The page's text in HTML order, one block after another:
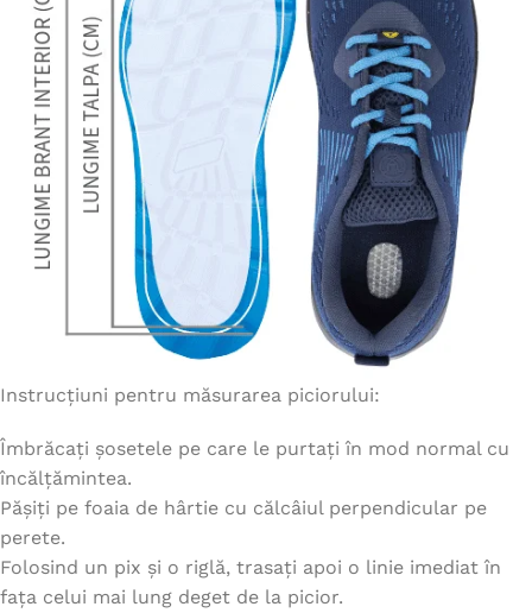
Instrucțiuni pentru măsurarea piciorului:
Îmbrăcați șosetele pe care le purtați în mod normal cu
încălțămintea.
Pășiți pe foaia de hârtie cu călcâiul perpendicular pe
perete.
Folosind un pix și o riglă, trasați apoi o linie imediat în
fața celui mai lung deget de la picior.